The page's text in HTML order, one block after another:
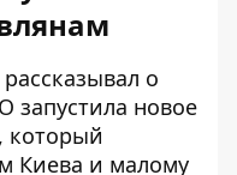
о
запустила новое
, который
Киева и малому